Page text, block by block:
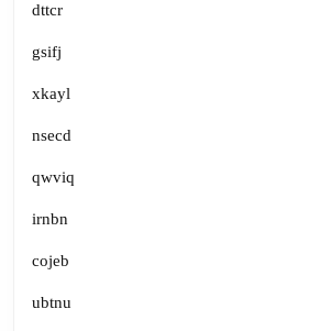
dttcr
gsifj
xkayl
nsecd
qwviq
irnbn
cojeb
ubtnu